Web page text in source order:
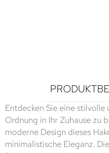
Entdecken Sie eine
Ordnung in Ihr Zuhause zu
moderne Design dieses
minimalistische Eleganz.